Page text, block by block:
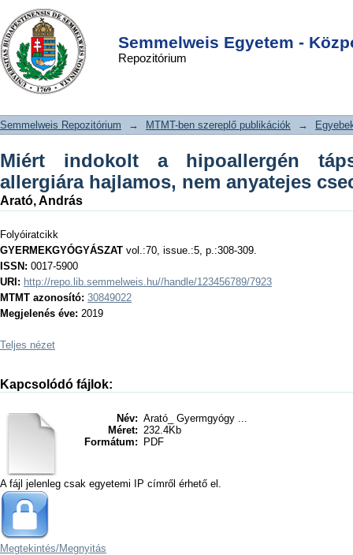
Semmelweis Egyetem -
Repozitórium
Miért indokolt a hipoallergén
tápszerek alkalmazása allergiára
hajlamos, nem anyatejes
csecsemőkben?
DSpace/Manakin Repository
Semmelweis Repozitórium → MTMT-ben szereplő publikációk →
Miért indokolt a hipoallergén
allergiára hajlamos, nem anyatejes
Arató, András
Folyóiratcikk
GYERMEKGYÓGYÁSZAT vol.:70, issue.:5, p.:308-309.
ISSN: 0017-5900
URI: http://repo.lib.semmelweis.hu//handle/123456789/7923
MTMT azonosító: 30849022
Megjelenés éve: 2019
Teljes nézet
Kapcsolódó fájlok:
Név: Arató_ Gyermgyógy ...
Méret: 232.4Kb
Formátum:
PDF
A fájl jelenleg csak egyetemi IP címről érhető el.
Megtekintés/Megnyitás